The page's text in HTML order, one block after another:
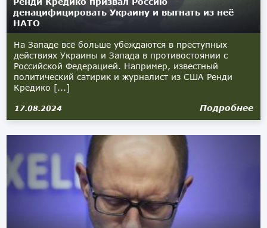
денацифицировать Украину и выгнать из неё
НАТО
На Западе всё больше убеждаются в преступных
действиях Украины и Запада в противостоянии с
Российской Федерацией. Например, известный
политический сатирик и журналист из США Ренди
Кредико [...]
17.08.2024 Подробнее